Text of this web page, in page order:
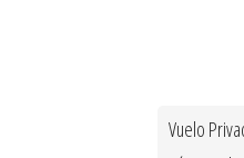
Vuelo